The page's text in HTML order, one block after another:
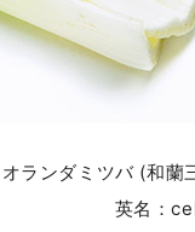
ランダミツバ (和蘭
英名：